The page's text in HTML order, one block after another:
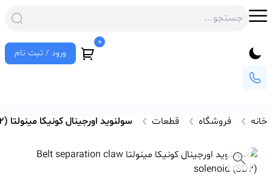
0
ورود / ثبت نام
خانه فروشگاه قطعات سولنوید اورجینال کونیکا مینولتا Belt separation claw solenoid (SD2)